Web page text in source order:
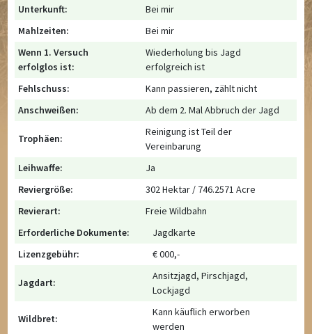
Unterkunft:
Bei mir
Mahlzeiten:
Bei mir
Wenn 1. Versuch
erfolglos ist:
Wiederholung bis Jagd
erfolgreich ist
Fehlschuss:
Kann passieren, zählt nicht
Anschweißen:
Ab dem 2. Mal Abbruch der Jagd
Trophäen:
Reinigung ist Teil der
Vereinbarung
Leihwaffe:
Ja
Reviergröße:
302 Hektar / 746.2571 Acre
Revierart:
Freie Wildbahn
Erforderliche Dokumente:
Jagdkarte
Lizenzgebühr:
€ 000,-
Jagdart:
Ansitzjagd, Pirschjagd,
Lockjagd
Wildbret:
Kann käuflich erworben
werden